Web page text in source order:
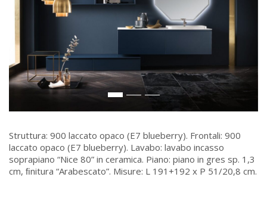
Struttura: 900 laccato opaco (E7 blueberry). Frontali: 900
laccato opaco (E7 blueberry). Lavabo: lavabo incasso
soprapiano “Nice 80” in ceramica. Piano: piano in gres sp. 1,3
cm, ﬁnitura “Arabescato”. Misure: L 191+192 x P 51/20,8 cm.